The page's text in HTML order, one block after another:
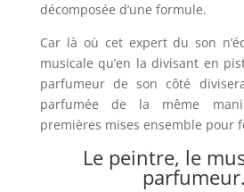
décomposée d’une formule.
Car là où cet expert du son
musicale qu’en la divisant en
parfumeur de son côté
parfumée de la même
premières mises ensemble pour
Le peintre, le